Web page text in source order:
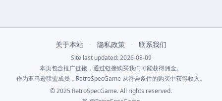
关于本站 · 隐私政策 · 联系我们
Site last updated: 2026-08-09
本页包含推广链接，通过链接购买我们可能获得佣金。
作为亚马逊联盟成员，RetroSpecGame 从符合条件的购买中获得收入。
© 2025 RetroSpecGame. All rights reserved.